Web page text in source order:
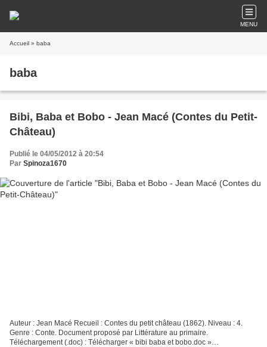
MENU
Accueil » baba
baba
Bibi, Baba et Bobo - Jean Macé (Contes du Petit-
Château)
Publié le 04/05/2012 à 20:54
Par Spinoza1670
Auteur : Jean Macé Recueil : Contes du petit château (1862). Niveau : 4.
Genre : Conte. Document proposé par Littérature au primaire.
Téléchargement (.doc) : Télécharger « bibi baba et bobo.doc »